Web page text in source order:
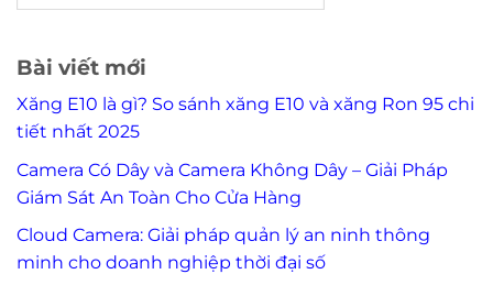
Bài viết mới
Xăng E10 là gì? So sánh xăng E10 và xăng Ron 95 chi
tiết nhất 2025
Camera Có Dây và Camera Không Dây – Giải Pháp
Giám Sát An Toàn Cho Cửa Hàng
Cloud Camera: Giải pháp quản lý an ninh thông
minh cho doanh nghiệp thời đại số